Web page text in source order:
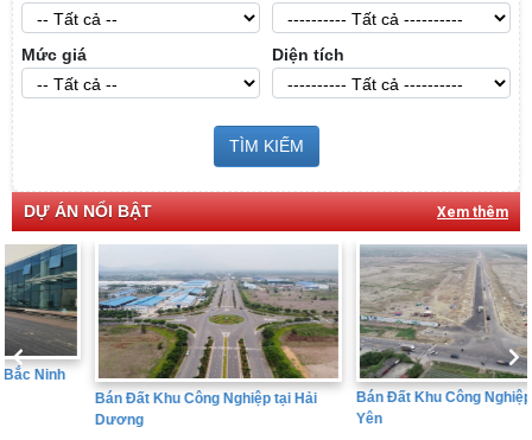
Mức giá Diện tích
TÌM KIẾM
DỰ ÁN NỔI BẬT Xem thêm
Bán Đất Khu Công Nghiệp tại Hải
Bán Đất Khu Công Nghiệp tại Hưng